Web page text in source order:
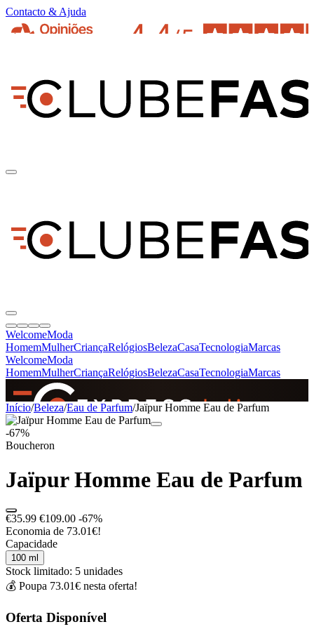
Contacto & Ajuda
WelcomeModa
HomemMulherCriançaRelógiosBelezaCasaTecnologiaMarcas
WelcomeModa
HomemMulherCriançaRelógiosBelezaCasaTecnologiaMarcas
SINCE 2005
Início/Beleza/Eau de Parfum/Jaïpur Homme Eau de Parfum
-67%
Boucheron
Jaïpur Homme Eau de Parfum
€35.99 €109.00 -67%
Economia de 73.01€!
Capacidade
100 ml
Stock limitado: 5 unidades
💰 Poupa 73.01€ nesta oferta!
Oferta Disponível